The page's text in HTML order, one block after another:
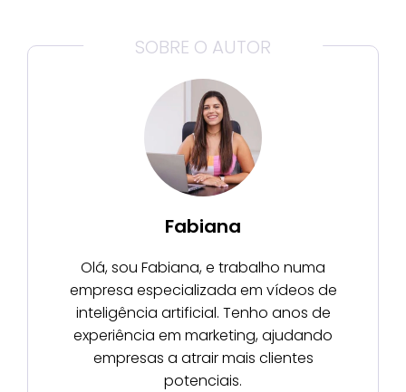
SOBRE O AUTOR
Fabiana
Olá, sou Fabiana, e trabalho numa
empresa especializada em vídeos de
inteligência artificial. Tenho anos de
experiência em marketing, ajudando
empresas a atrair mais clientes
potenciais.